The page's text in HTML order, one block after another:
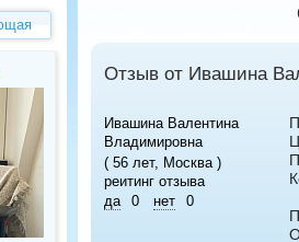
Светлана
Отзыв от Ивашина
Ивашина Валентина
Владимировна
( 56 лет, Москва )
реитинг отзыва
да
0 нет 0